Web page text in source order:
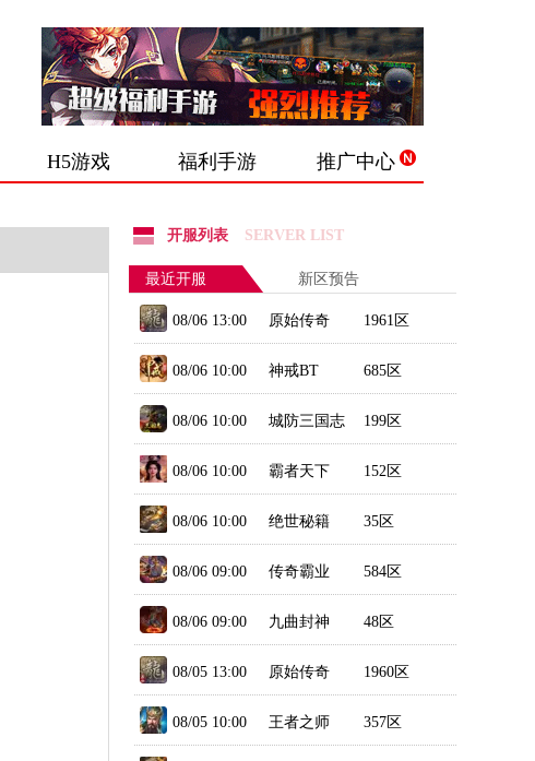
H5游戏 福利手游 推广中心
开服列表 SERVER LIST
最近开服
08/06 13:00 原始传奇 1961区
08/06 10:00 神戒BT 685区
08/06 10:00 城防三国志 199区
08/06 10:00 霸者天下 152区
08/06 10:00 绝世秘籍 35区
08/06 09:00 传奇霸业
（新）
584区
08/06 09:00 九曲封神 48区
08/05 13:00 原始传奇 1960区
08/05 10:00 王者之师 357区
新区预告